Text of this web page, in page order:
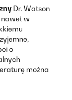
Dr. Watson
nawet w
o
można